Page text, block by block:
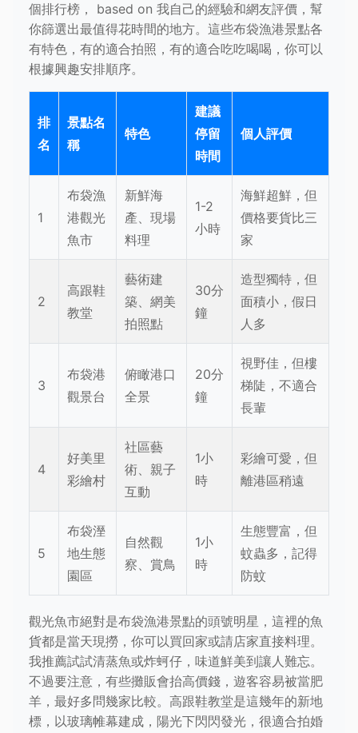
個排行榜， based on 我自己的經驗和網友評價，幫
你篩選出最值得花時間的地方。這些布袋漁港景點各
有特色，有的適合拍照，有的適合吃吃喝喝，你可以
根據興趣安排順序。
排
名
景點名
稱
特色
建議
停留
時間
個人評價
1
布袋漁
港觀光
魚市
新鮮海
產、現場
料理
1-2
小時
海鮮超鮮，但
價格要貨比三
家
2
高跟鞋
教堂
藝術建
築、網美
拍照點
30分
鐘
造型獨特，但
面積小，假日
人多
3
布袋港
觀景台
俯瞰港口
全景
20分
鐘
視野佳，但樓
梯陡，不適合
長輩
4
好美里
彩繪村
社區藝
術、親子
互動
1小
時
彩繪可愛，但
離港區稍遠
5
布袋溼
地生態
園區
自然觀
察、賞鳥
1小
時
生態豐富，但
蚊蟲多，記得
防蚊
觀光魚市絕對是布袋漁港景點的頭號明星，這裡的魚
貨都是當天現撈，你可以買回家或請店家直接料理。
我推薦試試清蒸魚或炸蚵仔，味道鮮美到讓人難忘。
不過要注意，有些攤販會抬高價錢，遊客容易被當肥
羊，最好多問幾家比較。高跟鞋教堂是這幾年的新地
標，以玻璃帷幕建成，陽光下閃閃發光，很適合拍婚